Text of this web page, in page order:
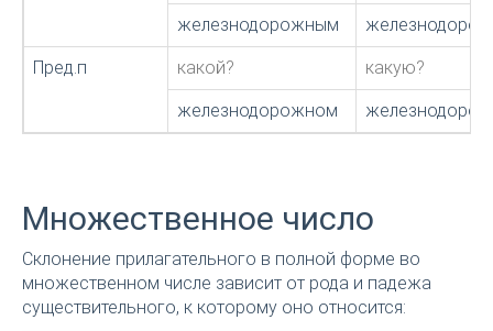
железнодорожным
Пред.п какой? какую?
железнодорожном
Множественное число
Склонение прилагательного в полной форме во
множественном числе зависит от рода и падежа
существительного, к которому оно относится: